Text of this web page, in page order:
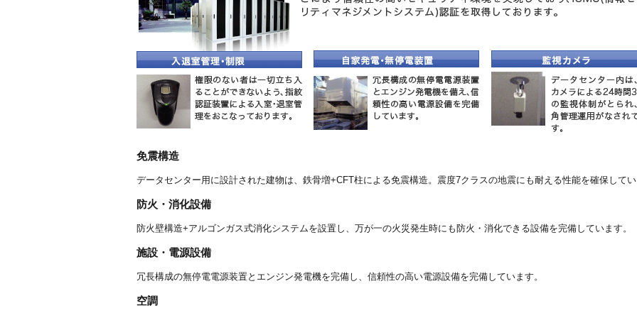
免震構造
データセンター用に設計された建物は、鉄骨増+CFT柱による免震構造。震度7クラスの地震にも耐える性能を確保して
防火・消化設備
防火壁構造+アルゴンガス式消化システムを設置し、万が一の火災発生時にも防火・消化できる設備を完備しています。
施設・電源設備
冗長構成の無停電電源装置とエンジン発電機を完備し、信頼性の高い電源設備を完備しています。
空調